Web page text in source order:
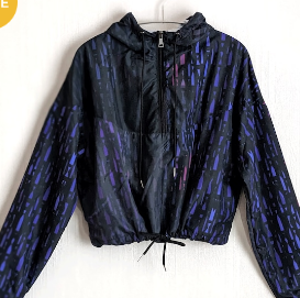
一点物 ウィンドブレーカー ハーフジップ01A
_★税込・送料込★翌日発送可能商品
¥10,000